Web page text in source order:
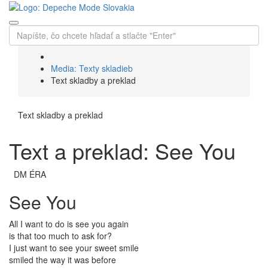
Media: Texty skladieb
Text skladby a preklad
Text skladby a preklad
Text a preklad: See You
DM ÉRA
See You
All I want to do is see you again
is that too much to ask for?
I just want to see your sweet smile
smiled the way it was before